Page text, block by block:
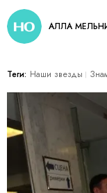
АЛЛА
Теги: Наши звезды